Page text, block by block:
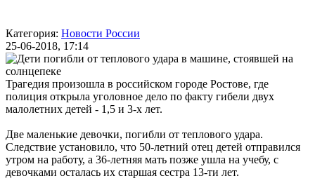
Категория: Новости России
25-06-2018, 17:14
Трагедия произошла в российском городе Ростове, где
полиция открыла уголовное дело по факту гибели двух
малолетних детей - 1,5 и 3-х лет.
Две маленькие девочки, погибли от теплового удара.
Следствие установило, что 50-летний отец детей отправился
утром на работу, а 36-летняя мать позже ушла на учебу, с
девочками осталась их старшая сестра 13-ти лет.